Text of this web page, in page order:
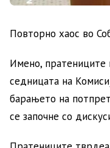
Повторно хаос во
Имено,
седницата на
барањето на
се започне со